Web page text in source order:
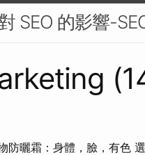
SEO 的影響-
防曬霜：身體，臉，有色